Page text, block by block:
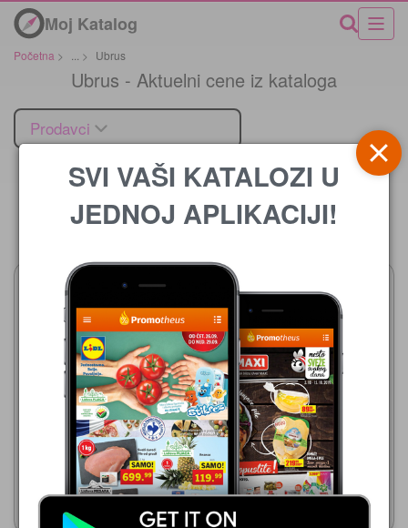
Moj Katalog
Početna > > Ubrus
Ubrus - Aktuelni cene iz kataloga
Prodavci
Cena
06.08.-12.08.2026
80,49 din
Floralys Kuhinjski ubrus
Trnava Promet
03.08.-23.08.2026
84,00 din
Jumbo ubrus Perfetto U-300
SVI VAŠI KATALOZI U
JEDNOJ APLIKACIJI!